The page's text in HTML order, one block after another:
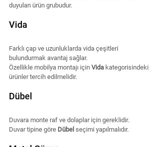
duyulan ürün grubudur.
Vida
Farklı çap ve uzunluklarda vida çeşitleri
bulundurmak avantaj sağlar.
Özellikle mobilya montajı için Vida kategorisindeki
ürünler tercih edilmelidir.
Dübel
Duvara monte raf ve dolaplar için gereklidir.
Duvar tipine göre Dübel seçimi yapılmalıdır.